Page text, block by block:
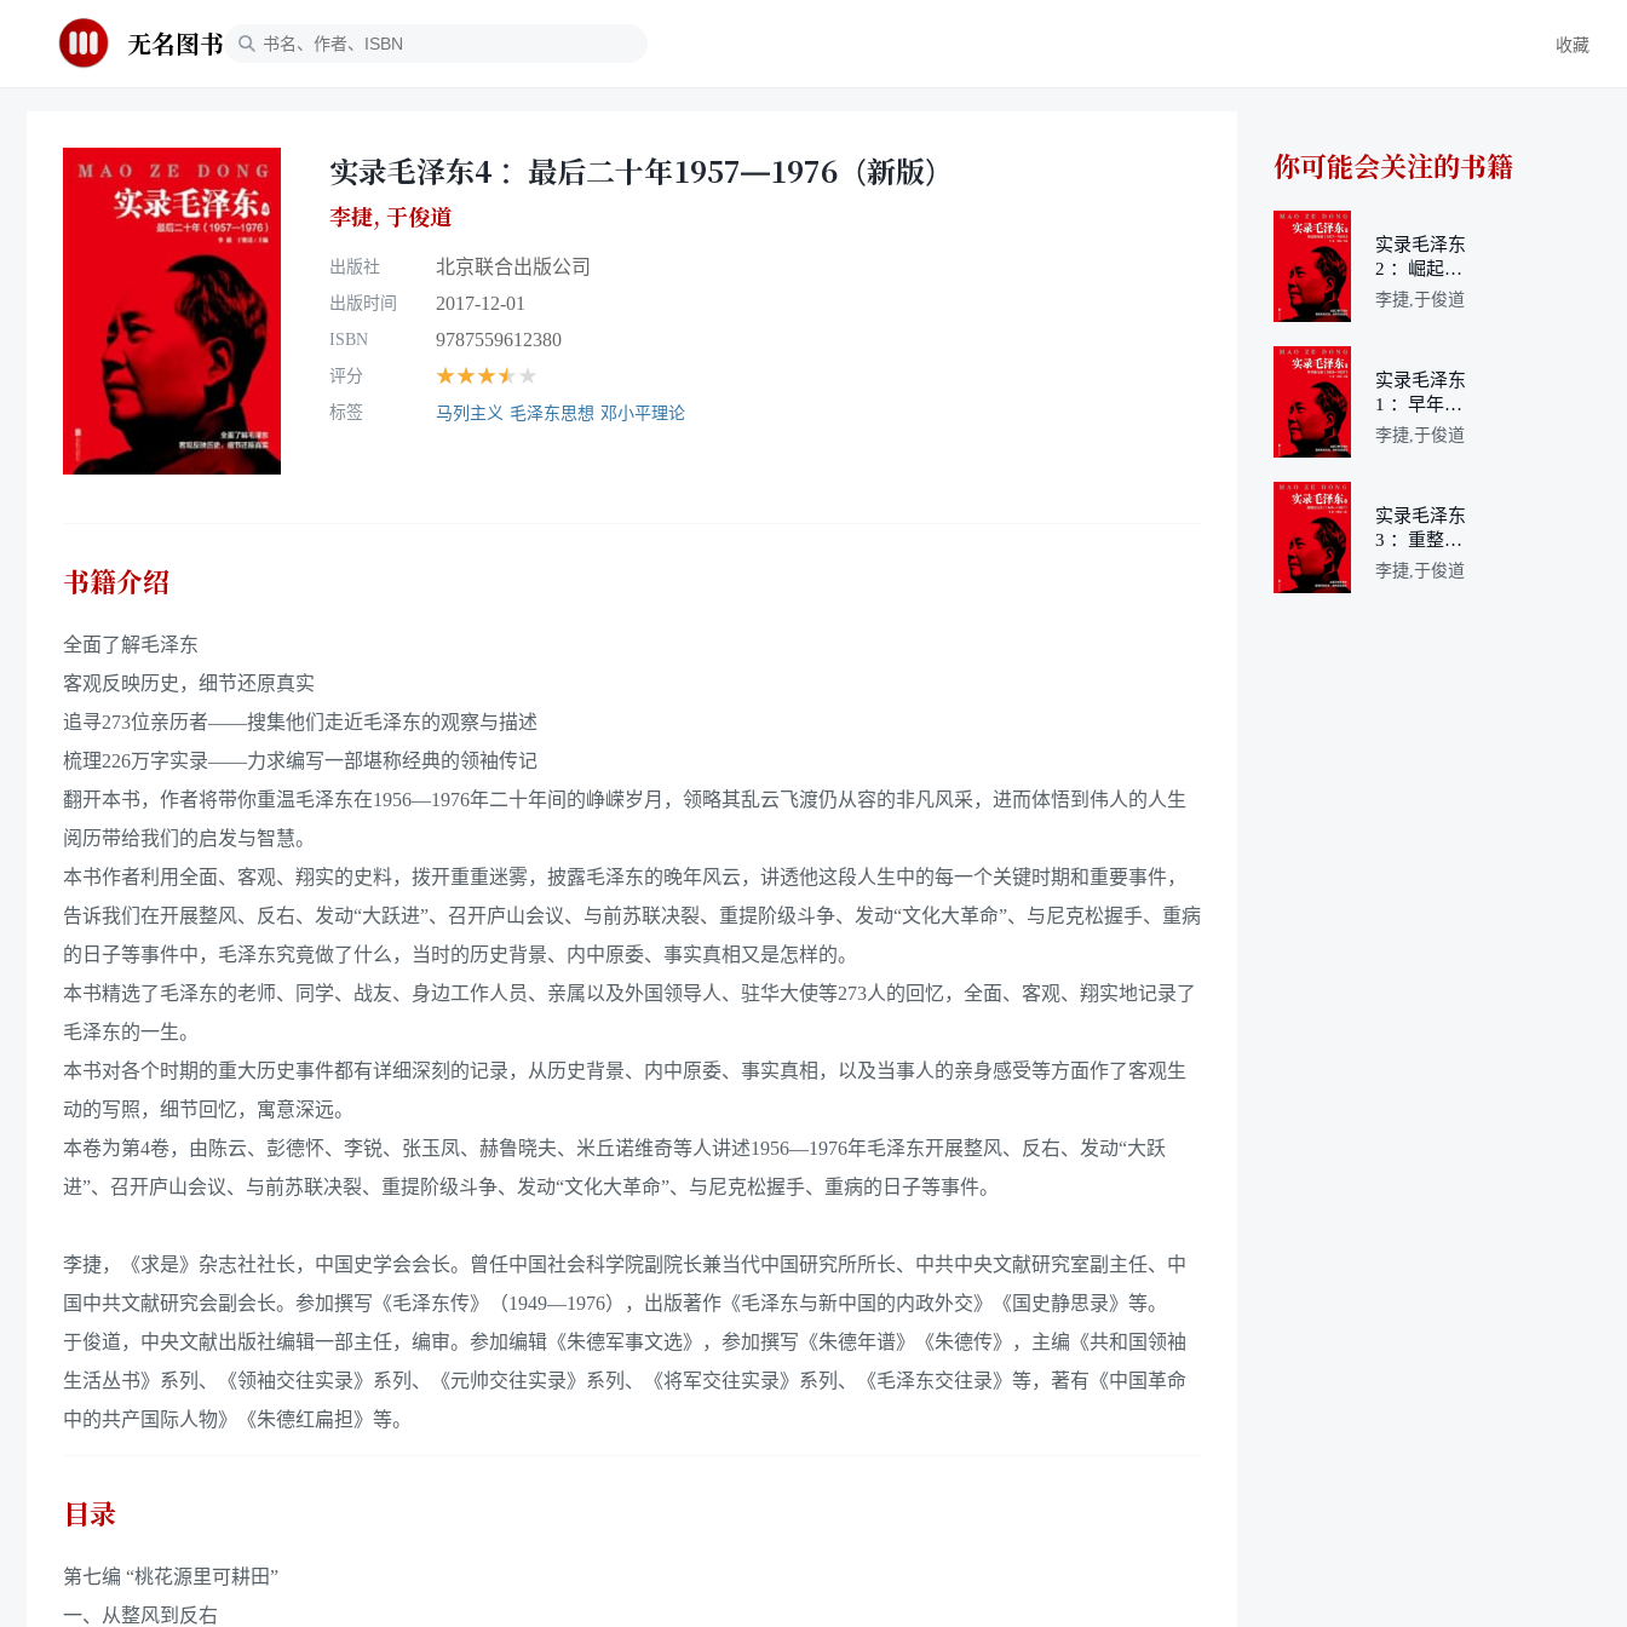
无名图书 收藏
实录毛泽东4 ：最后二十年1957—1976（新版）
李捷, 于俊道
出版社 北京联合出版公司
出版时间 2017-12-01
ISBN 9787559612380
评分 ★★★★★
标签 马列主义 毛泽东思想 邓小平理论
书籍介绍
全面了解毛泽东
客观反映历史，细节还原真实
追寻273位亲历者——搜集他们走近毛泽东的观察与描述
梳理226万字实录——力求编写一部堪称经典的领袖传记
翻开本书，作者将带你重温毛泽东在1956—1976年二十年间的峥嵘岁月，领略其乱云飞渡仍从容的非凡风采，进而体悟到伟人的人生
阅历带给我们的启发与智慧。
本书作者利用全面、客观、翔实的史料，拨开重重迷雾，披露毛泽东的晚年风云，讲透他这段人生中的每一个关键时期和重要事件，
告诉我们在开展整风、反右、发动“大跃进”、召开庐山会议、与前苏联决裂、重提阶级斗争、发动“文化大革命”、与尼克松握手、重病
的日子等事件中，毛泽东究竟做了什么，当时的历史背景、内中原委、事实真相又是怎样的。
本书精选了毛泽东的老师、同学、战友、身边工作人员、亲属以及外国领导人、驻华大使等273人的回忆，全面、客观、翔实地记录了
毛泽东的一生。
本书对各个时期的重大历史事件都有详细深刻的记录，从历史背景、内中原委、事实真相，以及当事人的亲身感受等方面作了客观生
动的写照，细节回忆，寓意深远。
本卷为第4卷，由陈云、彭德怀、李锐、张玉凤、赫鲁晓夫、米丘诺维奇等人讲述1956—1976年毛泽东开展整风、反右、发动“大跃
进”、召开庐山会议、与前苏联决裂、重提阶级斗争、发动“文化大革命”、与尼克松握手、重病的日子等事件。
李捷，《求是》杂志社社长，中国史学会会长。曾任中国社会科学院副院长兼当代中国研究所所长、中共中央文献研究室副主任、中
国中共文献研究会副会长。参加撰写《毛泽东传》（1949—1976），出版著作《毛泽东与新中国的内政外交》《国史静思录》等。
于俊道，中央文献出版社编辑一部主任，编审。参加编辑《朱德军事文选》，参加撰写《朱德年谱》《朱德传》，主编《共和国领袖
生活丛书》系列、《领袖交往实录》系列、《元帅交往实录》系列、《将军交往实录》系列、《毛泽东交往录》等，著有《中国革命
中的共产国际人物》《朱德红扁担》等。
目录
第七编 “桃花源里可耕田”
一、从整风到反右
你可能会关注的书籍
实录毛泽东
2 ：崛起挽
狂澜1927—
李捷,于俊道
实录毛泽东
1 ：早年奋
斗史1893—
李捷,于俊道
实录毛泽东
3 ：重整旧
山河1945—
李捷,于俊道